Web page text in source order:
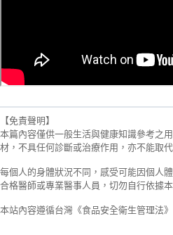
【免責聲明】
本篇內容僅供一般生活與健康知識參考之
材，不具任何診斷或治療作用，亦不能取
每個人的身體狀況不同，感受可能因個人
合格醫師或專業醫事人員，切勿自行依據
本站內容遵循台灣《食品安全衛生管理法